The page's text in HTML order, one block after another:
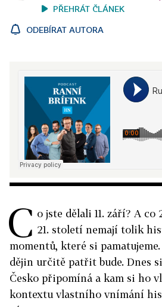
PŘEHRÁT ČLÁNEK
ODEBÍRAT AUTORA
C o jste dělali 11. září? A co
21. století nemají tolik
momentů, které si
dějin určitě patřit bude. Dnes
Česko připomíná a kam si ho
kontextu vlastního vnímání